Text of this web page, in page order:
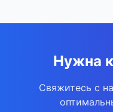
Нужна
Свяжитесь с